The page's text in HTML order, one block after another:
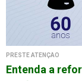
PRESTE ATENÇÃO
Entenda a